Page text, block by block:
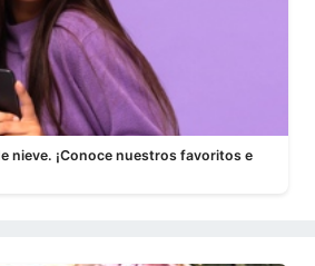
nieve. ¡Conoce nuestros favoritos e